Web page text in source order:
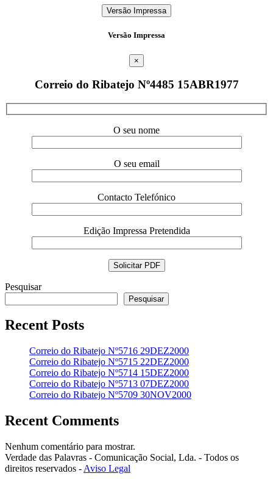
Versão Impressa
Versão Impressa
×
Correio do Ribatejo Nº4485 15ABR1977
O seu nome
O seu email
Contacto Telefónico
Edição Impressa Pretendida
Pesquisar
Pesquisar
Recent Posts
Correio do Ribatejo Nº5716 29DEZ2000
Correio do Ribatejo Nº5715 22DEZ2000
Correio do Ribatejo Nº5714 15DEZ2000
Correio do Ribatejo Nº5713 07DEZ2000
Correio do Ribatejo Nº5709 30NOV2000
Recent Comments
Nenhum comentário para mostrar.
Verdade das Palavras - Comunicação Social, Lda. - Todos os
direitos reservados - Aviso Legal